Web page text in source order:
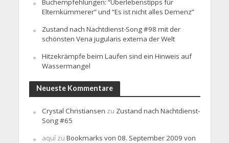
Buchempfehlungen: “Überlebenstipps für
Elternkümmerer” und “Es ist nicht alles Demenz”
Zustand nach Nachtdienst-Song #98 mit der
schönsten Vena jugularis externa der Welt
Hitzekrämpfe beim Laufen sind ein Hinweis auf
Wassermangel
Neueste Kommentare
Crystal Christiansen zu Zustand nach Nachtdienst-
Song #65
aquízu Bookmarks von 08. September 2009 von